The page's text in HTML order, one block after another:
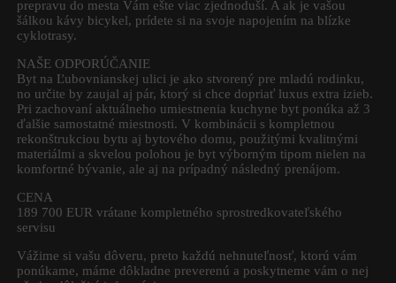
prepravu do mesta Vám ešte viac zjednoduší. A ak je vašou
šálkou kávy bicykel, prídete si na svoje napojením na blízke
cyklotrasy.
NAŠE ODPORÚČANIE
Byt na Ľubovnianskej ulici je ako stvorený pre mladú rodinku,
no určite by zaujal aj pár, ktorý si chce dopriať luxus extra izieb.
Pri zachovaní aktuálneho umiestnenia kuchyne byt ponúka až 3
ďalšie samostatné miestnosti. V kombinácii s kompletnou
rekonštrukciou bytu aj bytového domu, použitými kvalitnými
materiálmi a skvelou polohou je byt výborným tipom nielen na
komfortné bývanie, ale aj na prípadný následný prenájom.
CENA
189 700 EUR vrátane kompletného sprostredkovateľského
servisu
Vážime si vašu dôveru, preto každú nehnuteľnosť, ktorú vám
ponúkame, máme dôkladne preverenú a poskytneme vám o nej